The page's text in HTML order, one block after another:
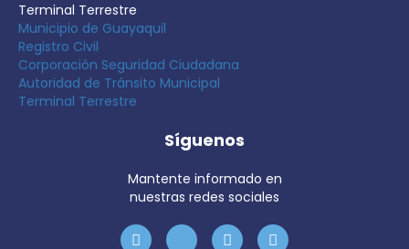
Terminal Terrestre
Municipio de Guayaquil
Registro Civil
Corporación Seguridad Ciudadana
Autoridad de Tránsito Municipal
Terminal Terrestre
Síguenos
Mantente informado en
nuestras redes sociales